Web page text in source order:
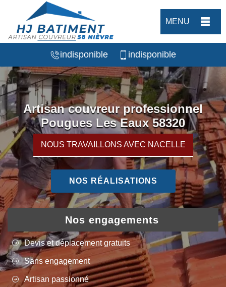
MENU
indisponible indisponible
Artisan couvreur professionnel
Pougues Les Eaux 58320
NOUS TRAVAILLONS AVEC NACELLE
NOS RÉALISATIONS
Nos engagements
Devis et déplacement gratuits
Sans engagement
Artisan passionné